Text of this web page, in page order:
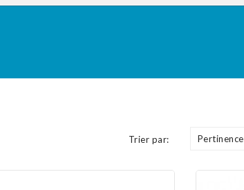
Trier par: Pertinence